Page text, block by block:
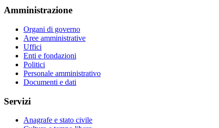
Amministrazione
Organi di governo
Aree amministrative
Uffici
Enti e fondazioni
Politici
Personale amministrativo
Documenti e dati
Servizi
Anagrafe e stato civile